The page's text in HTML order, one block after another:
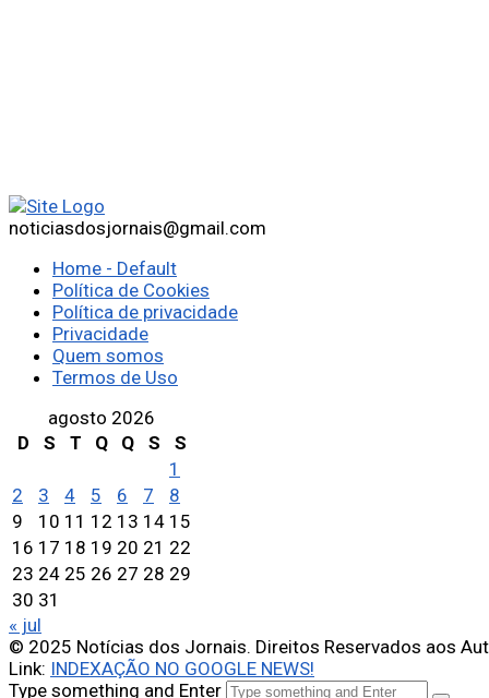
noticiasdosjornais@gmail.com
Home - Default
Política de Cookies
Política de privacidade
Privacidade
Quem somos
Termos de Uso
agosto 2026
D
S T Q Q S
S
1
2
3 4 5 6 7
8
9
10 11 12 13 14 15
16 17 18 19 20 21 22
23 24 25 26 27 28 29
30 31
« jul
© 2025 Notícias dos Jornais. Direitos Reservados aos
Link: INDEXAÇÃO NO GOOGLE NEWS!
Type something and Enter